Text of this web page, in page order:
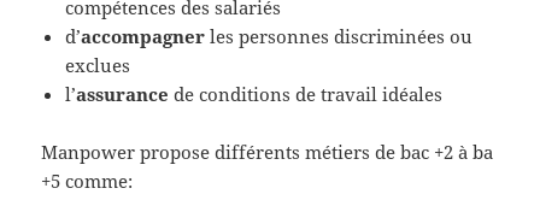
compétences des salariés
d’accompagner les personnes discriminées ou
exclues
l’assurance de conditions de travail idéales
Manpower propose différents métiers de bac +2 à ba
+5 comme: